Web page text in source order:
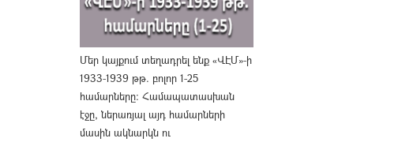
Մեր կայքում տեղադրել ենք «ՎԷՄ»-ի
1933-1939 թթ. բոլոր 1-25
համարները։ Համապատասխան
էջը, ներառյալ այդ համարների
մասին ակնարկն ու